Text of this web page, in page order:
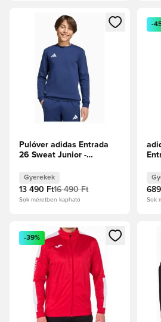
Megnyit egy modált a
Pulóver adidas Entrada
26 Sweat Junior -
Gyerekek
13 490 Ft16 490 Ft
Sok méretben kapható
-
Sok
Megnyit egy modált a
-39%